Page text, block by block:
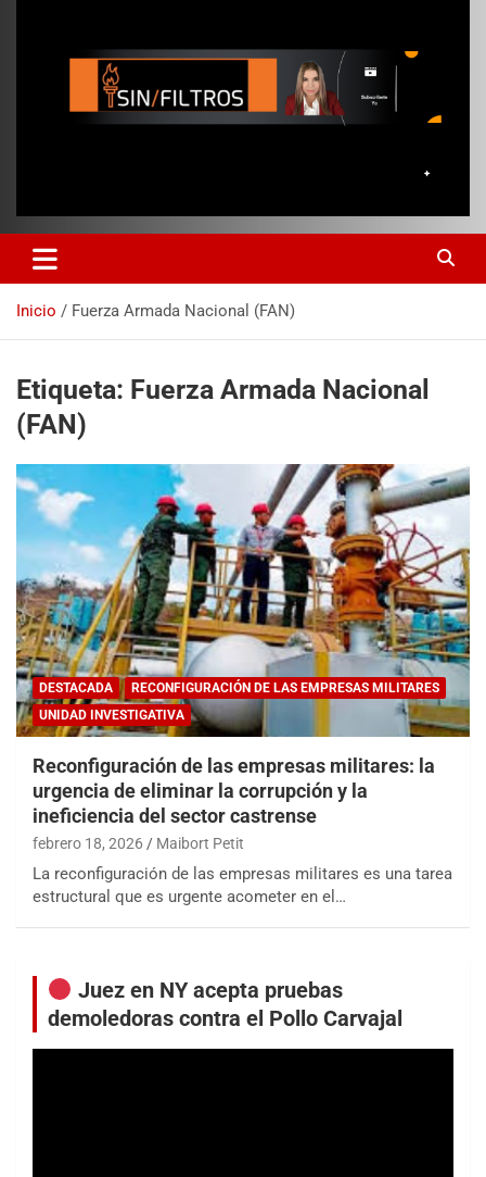
Inicio Fuerza Armada Nacional (FAN)
Etiqueta: Fuerza Armada Nacional
(FAN)
DESTACADA
RECONFIGURACIÓN DE LAS EMPRESAS MILITARES
UNIDAD INVESTIGATIVA
Reconfiguración de las empresas militares: la
urgencia de eliminar la corrupción y la
ineficiencia del sector castrense
febrero 18, 2026 Maibort Petit
La reconfiguración de las empresas militares es una tarea
estructural que es urgente acometer en el…
Juez en NY acepta pruebas
demoledoras contra el Pollo Carvajal